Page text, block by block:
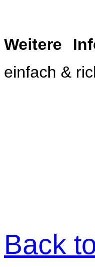
Weitere
einfach &
Back